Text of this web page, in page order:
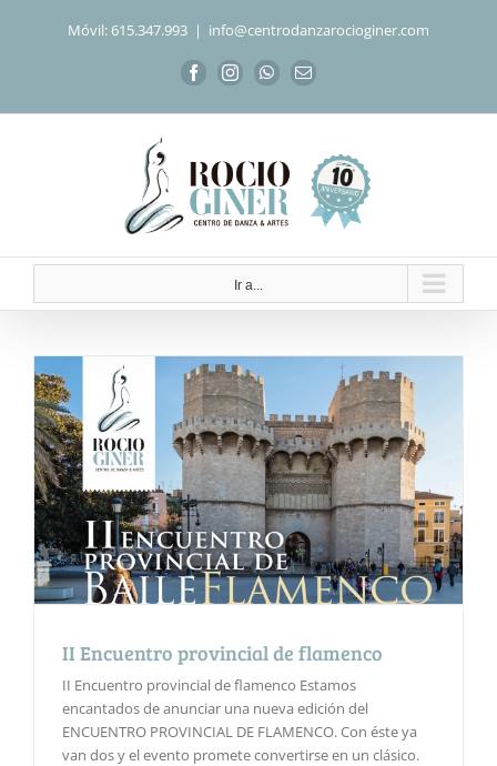
Móvil: 615.347.993 | info@centrodanzarocioginer.com
FacebookInstagramWhatsApp
Correo
Ir a...
II Encuentro provincial de flamenco
II Encuentro provincial de flamenco Estamos
encantados de anunciar una nueva edición del
ENCUENTRO PROVINCIAL DE FLAMENCO. Con éste ya
van dos y el evento promete convertirse en un clásico.